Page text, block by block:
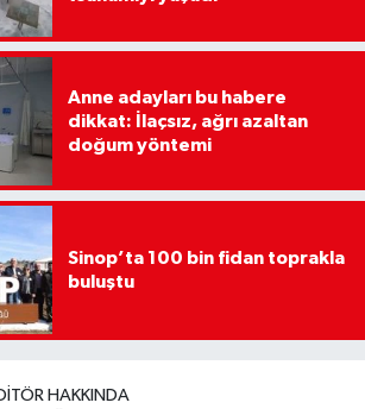
Anne adayları bu habere
dikkat: İlaçsız, ağrı azaltan
doğum yöntemi
Sinop’ta 100 bin fidan toprakla
buluştu
HAKKINDA